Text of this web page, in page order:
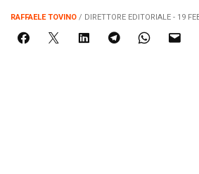
RAFFAELE TOVINO / DIRETTORE EDITORIALE - 19